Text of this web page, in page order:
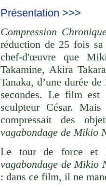
Présentation >>>
Compression
réduction de 25 fois
chef-d'œuvre que
Takamine, Akira
Tanaka, d’une durée
secondes. Le film
sculpteur César.
compressait des
vagabondage de Mikio
Le tour de force
vagabondage de Mikio
: dans ce film, il ne